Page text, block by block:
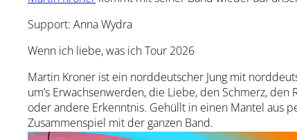
Support: Anna Wydra
Wenn ich liebe, was ich Tour 2026
Martin Kroner ist ein norddeutscher Jung mit
um’s Erwachsenwerden, die Liebe, den Schmerz,
oder andere Erkenntnis. Gehüllt in einen Mantel aus
Zusammenspiel mit der ganzen Band.